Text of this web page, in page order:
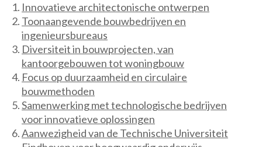
Innovatieve architectonische ontwerpen
Toonaangevende bouwbedrijven en
ingenieursbureaus
Diversiteit in bouwprojecten, van
kantoorgebouwen tot woningbouw
Focus op duurzaamheid en circulaire
bouwmethoden
Samenwerking met technologische bedrijven
voor innovatieve oplossingen
Aanwezigheid van de Technische Universiteit